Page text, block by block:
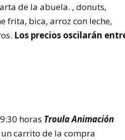
de la abuela. , donuts,
frita, bica, arroz con leche,
Los precios oscilarán
horas Troula Animación
un carrito de la compra